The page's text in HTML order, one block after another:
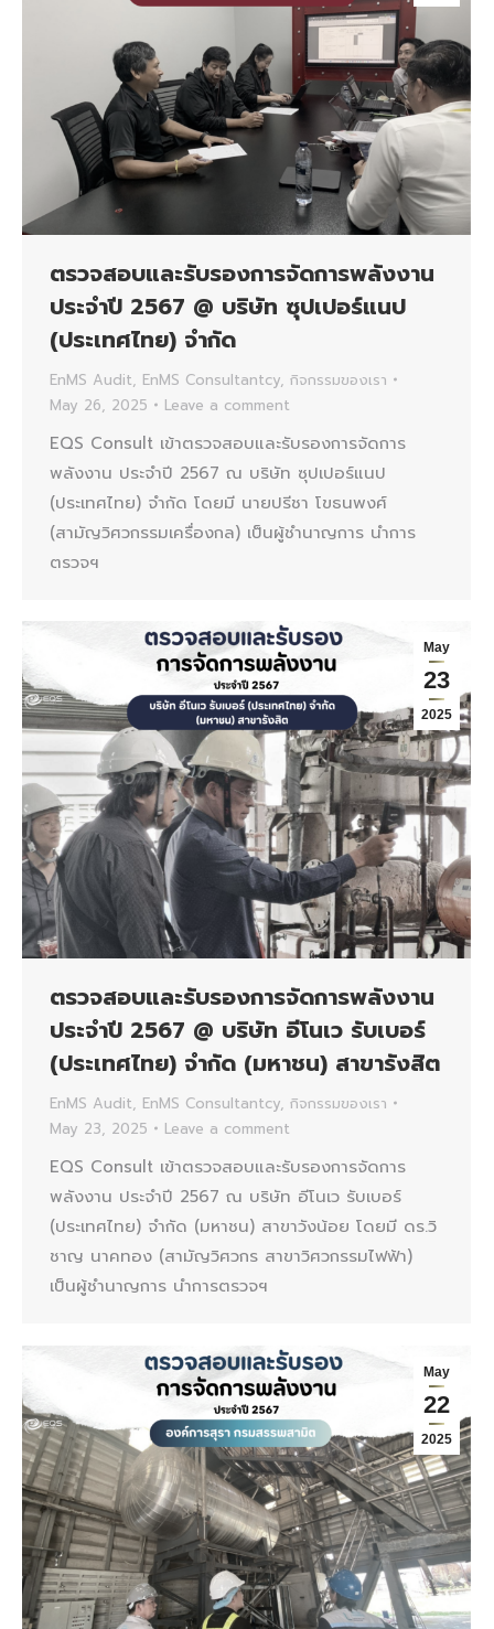
ตรวจสอบและรับรองการจัดการพลังงาน
ประจำปี 2567 @ บริษัท ซุปเปอร์แนป
(ประเทศไทย) จำกัด
EnMS Audit, EnMS Consultantcy, กิจกรรมของเรา
May 26, 2025
Leave a comment
EQS Consult เข้าตรวจสอบและรับรองการจัดการ
พลังงาน ประจำปี 2567 ณ บริษัท ซุปเปอร์แนป
(ประเทศไทย) จำกัด โดยมี นายปรีชา โขธนพงศ์
(สามัญวิศวกรรมเครื่องกล) เป็นผู้ชำนาญการ นำการ
ตรวจฯ
May
23
2025
ตรวจสอบและรับรองการจัดการพลังงาน
ประจำปี 2567 @ บริษัท อีโนเว รับเบอร์
(ประเทศไทย) จำกัด (มหาชน) สาขารังสิต
EnMS Audit, EnMS Consultantcy, กิจกรรมของเรา
May 23, 2025
Leave a comment
EQS Consult เข้าตรวจสอบและรับรองการจัดการ
พลังงาน ประจำปี 2567 ณ บริษัท อีโนเว รับเบอร์
(ประเทศไทย) จำกัด (มหาชน) สาขาวังน้อย โดยมี ดร.วิ
ชาญ นาคทอง (สามัญวิศวกร สาขาวิศวกรรมไฟฟ้า)
เป็นผู้ชำนาญการ นำการตรวจฯ
May
22
2025